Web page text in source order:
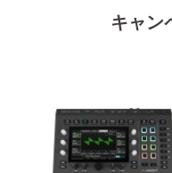
キャン